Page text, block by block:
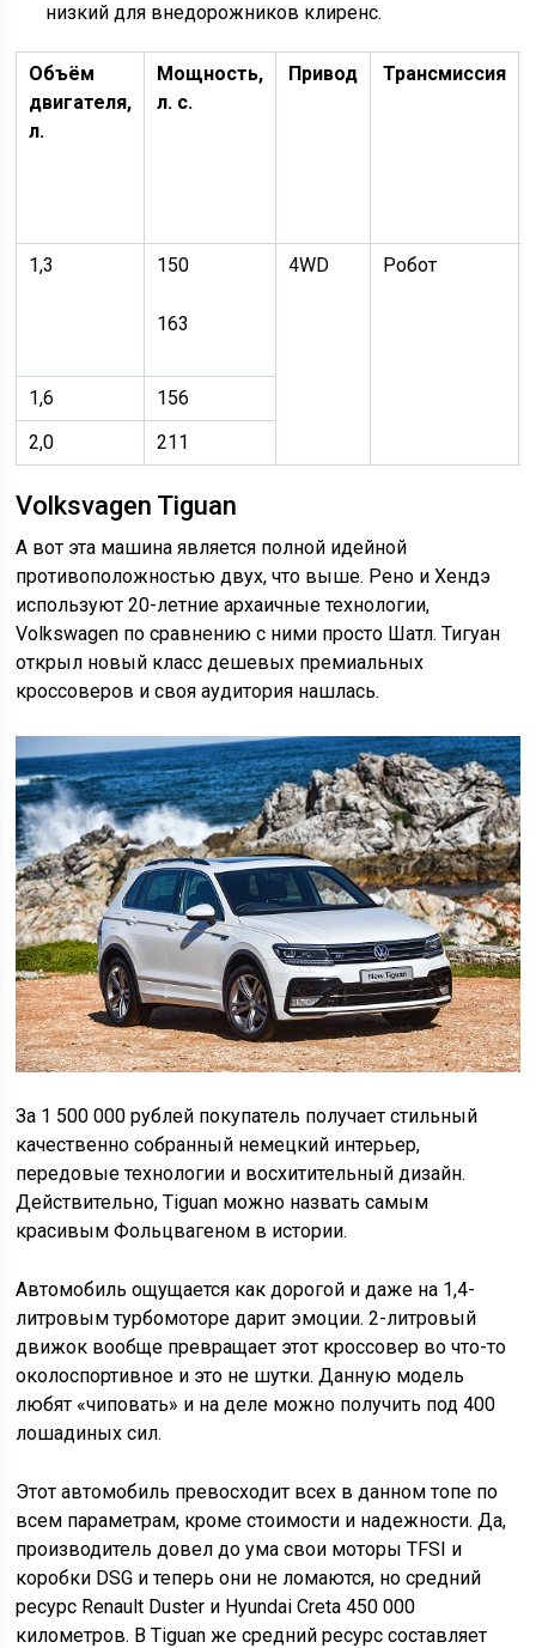
низкий для внедорожников клиренс.
Объём
двигателя,
л.
Мощность,
л. с.
Привод Трансмиссия
1,3 150
163
4WD Робот
1,6
156
2,0
211
Volksvagen Tiguan
А вот эта машина является полной идейной
противоположностью двух, что выше. Рено и Хендэ
используют 20-летние архаичные технологии,
Volkswagen по сравнению с ними просто Шатл. Тигуан
открыл новый класс дешевых премиальных
кроссоверов и своя аудитория нашлась.
За 1 500 000 рублей покупатель получает стильный
качественно собранный немецкий интерьер,
передовые технологии и восхитительный дизайн.
Действительно, Tiguan можно назвать самым
красивым Фольцвагеном в истории.
Автомобиль ощущается как дорогой и даже на 1,4-
литровым турбомоторе дарит эмоции. 2-литровый
движок вообще превращает этот кроссовер во что-то
околоспортивное и это не шутки. Данную модель
любят «чиповать» и на деле можно получить под 400
лошадиных сил.
Этот автомобиль превосходит всех в данном топе по
всем параметрам, кроме стоимости и надежности. Да,
производитель довел до ума свои моторы TFSI и
коробки DSG и теперь они не ломаются, но средний
ресурс Renault Duster и Hyundai Creta 450 000
километров. В Tiguan же средний ресурс составляет